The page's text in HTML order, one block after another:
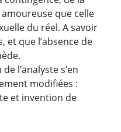
que celle
du réel. A savoir
et que l’absence de
l’analyste s’en
modifiées :
et invention de